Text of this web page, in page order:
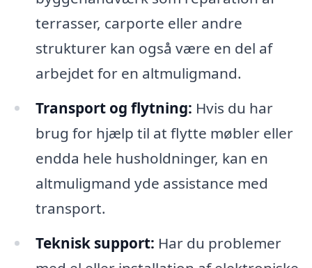
terrasser, carporte eller andre
strukturer kan også være en del af
arbejdet for en altmuligmand.
Transport og flytning: Hvis du har
brug for hjælp til at flytte møbler eller
endda hele husholdninger, kan en
altmuligmand yde assistance med
transport.
Teknisk support: Har du problemer